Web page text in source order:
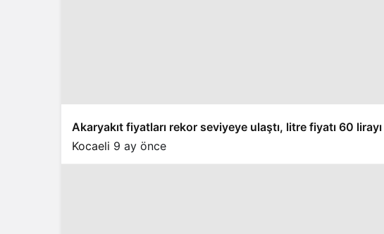
Akaryakıt fiyatları rekor seviyeye ulaştı, litre fiyatı 60
Kocaeli 9 ay önce